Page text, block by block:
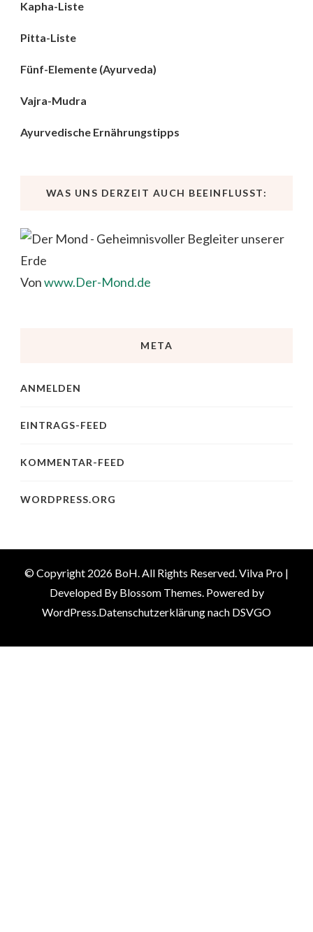
Kapha-Liste
Pitta-Liste
Fünf-Elemente (Ayurveda)
Vajra-Mudra
Ayurvedische Ernährungstipps
WAS UNS DERZEIT AUCH BEEINFLUSST:
Vonwww.Der-Mond.de
META
ANMELDEN
EINTRAGS-FEED
KOMMENTAR-FEED
WORDPRESS.ORG
© Copyright 2026 BoH . All Rights Reserved. Vilva Pro |
Developed By Blossom Themes Powered by
WordPress Datenschutzerklärung nach DSVGO